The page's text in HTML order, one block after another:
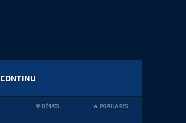
CONTINU
💬 DÉBATS 🔥 POPULAIRES